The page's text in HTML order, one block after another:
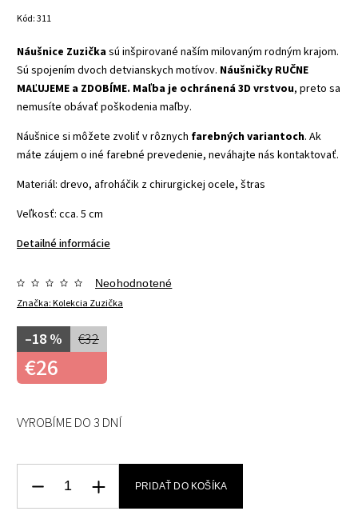
Kód:311
Náušnice Zuzičkasú inšpirované naším milovaným rodným krajom.
Sú spojením dvoch detvianskych motívov. Náušničky RUČNE
MAĽUJEME a ZDOBÍME. Maľba je ochránená 3D vrstvou, preto sa
nemusíte obávať poškodenia maľby.
Náušnice si môžete zvoliť v rôznych farebných variantoch. Ak
máte záujem o iné farebné prevedenie, neváhajte nás kontaktovať.
Materiál: drevo, afroháčik z chirurgickej ocele, štras
Veľkosť: cca. 5 cm
Detailné informácie
Značka:Kolekcia Zuzička
Neohodnotené
€32
–18 %
€26
VYROBÍME DO 3 DNÍ
PRIDAŤ DO KOŠÍKA